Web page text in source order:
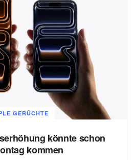
GERÜCHTE
könnte schon
kommen